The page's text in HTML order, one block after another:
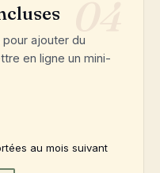
ajouter du
en ligne un mini-
au mois suivant